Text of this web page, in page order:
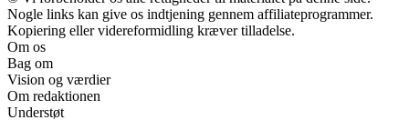
Nogle links kan give os indtjening gennem affiliateprogrammer.
Kopiering eller videreformidling kræver tilladelse.
Om os
Bag om
Vision og værdier
Om redaktionen
Understøt